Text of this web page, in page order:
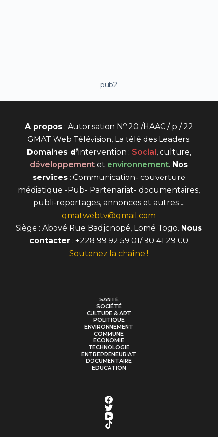
pub2
A propos: Autorisation N o20 /HAAC / p / 22
GMAT Web Télévision, La télé des Leaders.
Domaines d’intervention : Social , culture,
développement et environnement. Nos
services: Communication- couverture
médiatique -Pub- Partenariat- documentaires,
publi-reportages, annonces et autres ...
gmatwebtv@gmail.com
Siège : Abové Rue Badjonopé, Lomé Togo. Nous
contacter : +228 99 92 59 01/ 90 41 29 00
Soutenez la chaîne !
SANTÉ
SOCIÉTÉ
CULTURE & ART
POLITIQUE
ENVIRONNEMENT
COMMUNE
ECONOMIE
TECHNOLOGIE
ENTREPRENEURIAT
DOCUMENTAIRE
EDUCATION